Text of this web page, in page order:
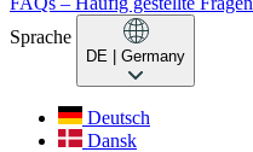
Sprache
DE | Germany
Deutsch
Dansk